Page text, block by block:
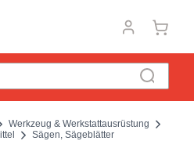
Werkzeug & Werkstattausrüstung
Sägen, Sägeblätter